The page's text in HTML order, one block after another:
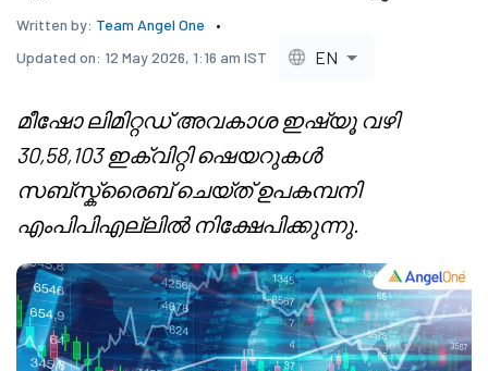
Written by: Team Angel One
Updated on: 12 May 2026, 1:16 am IST EN
മീഷോ ലിമിറ്റഡ് അവകാശ ഇഷ്യൂ വഴി
30,58,103 ഇക്വിറ്റി ഷെയറുകൾ
സബ്സ്ക്രൈബ് ചെയ്ത് ഉപകമ്പനി
എംപിപിഎല്ലിൽ നിക്ഷേപിക്കുന്നു.